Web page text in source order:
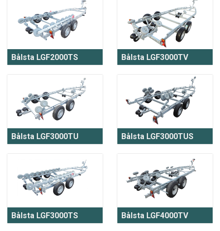
Bålsta LGF2000TS Bålsta LGF3000TV
Bålsta LGF3000TU Bålsta LGF3000TUS
Bålsta LGF3000TS Bålsta LGF4000TV